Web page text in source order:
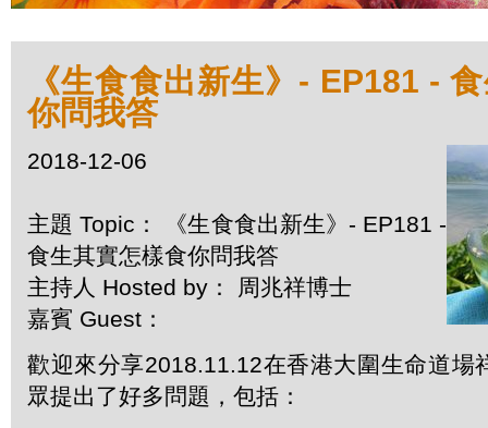
《生食食出新生》- EP181 -
你問我答
2018-12-06
主題 Topic： 《生食食出新生》- EP181 -
食生其實怎樣食你問我答
主持人 Hosted by： 周兆祥博士
嘉賓 Guest：
歡迎來分享2018.11.12在香港大圍生命道場
眾提出了好多問題，包括：